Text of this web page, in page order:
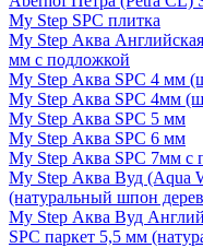
My Step SPC плитка
My Step Аква
мм с подложкой
My Step Аква SPC 4 мм
My Step Аква SPC 4мм
My Step Аква SPC 5 мм
My Step Аква SPC 6 мм
My Step Аква SPC 7мм c
My Step Аква Вуд (Aqua
(натуральный шпон
My Step Аква Вуд
SPC паркет 5,5 мм